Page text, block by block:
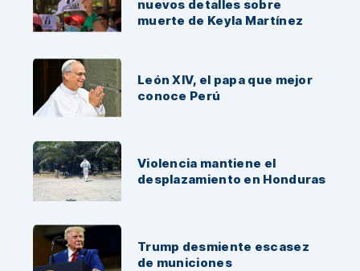
nuevos detalles sobre
muerte de Keyla Martínez
León XIV, el papa que mejor
conoce Perú
Violencia mantiene el
desplazamiento en Honduras
Trump desmiente escasez
de municiones